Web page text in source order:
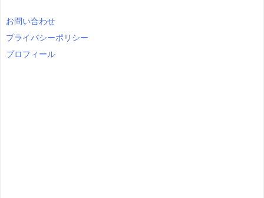
rお問い合わせ
プライバシーポリシー
プロフィール